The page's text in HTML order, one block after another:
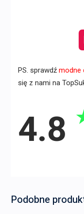
PS. sprawdź modne
się z nami na
4.8
Podobne